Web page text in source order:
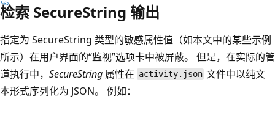
检索 SecureString 输出
指定为 SecureString 类型的敏感属性值（如本文中的某些示例
所示）在用户界面的“监视”选项卡中被屏蔽。 但是，在实际的管
道执行中， SecureString 属性在 activity.json 文件中以纯文
本形式序列化为 JSON。 例如：